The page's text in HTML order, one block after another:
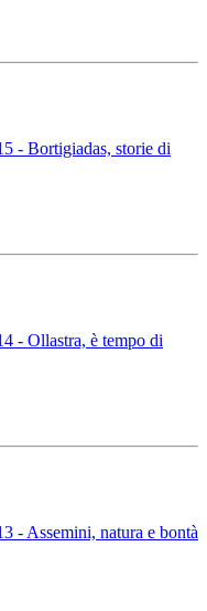
- Bortigiadas, storie di
- Ollastra, è tempo di
- Assemini, natura e bontà